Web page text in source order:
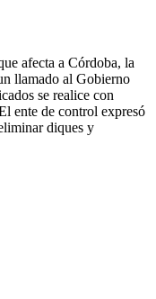
afecta a Córdoba, la
llamado al Gobierno
se realice con
ente de control expresó
diques y